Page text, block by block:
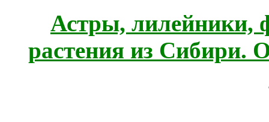
Астры, лилейники,
растения из Сибири.